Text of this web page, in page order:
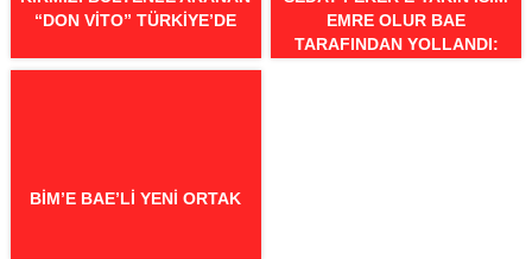
“DON VITO” TÜRKIYE’DE
EMRE OLUR BAE
TARAFINDAN YOLLANDI:
BİM’E BAE’LI YENI ORTAK